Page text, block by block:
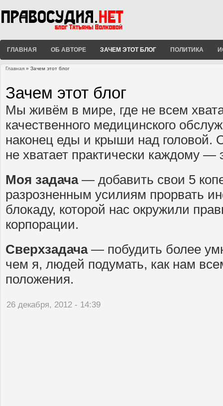
ГЛАВНАЯ ОБ АВТОРЕ ЗАЧЕМ ЭТОТ БЛОГ ПОЛИТИКА
Главная » Зачем этот блог
Зачем этот блог
Мы живём в мире, где не всем
качественного медицинского
наконец еды и крыши над головой.
не хватает практически каждому —
Моя задача— добавить свои 5
разрозненным усилиям прорвать
блокаду, которой нас окружили
корпорации.
Сверхзадача— побудить более
чем я, людей подумать, как нам
положения.
26 декабря, 2012 - 14:39